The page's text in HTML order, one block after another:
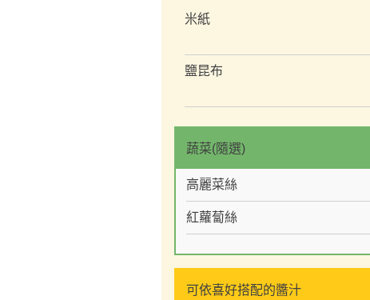
米紙
鹽昆布
蔬菜(隨選)
高麗菜絲
紅蘿蔔絲
可依喜好搭配的醬汁